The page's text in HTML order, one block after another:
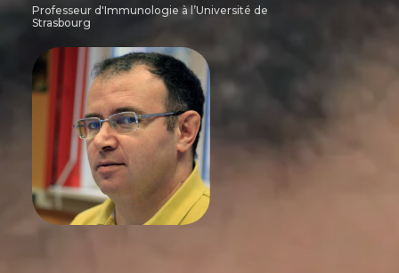
Professeur d'Immunologie à l’Université de
Strasbourg